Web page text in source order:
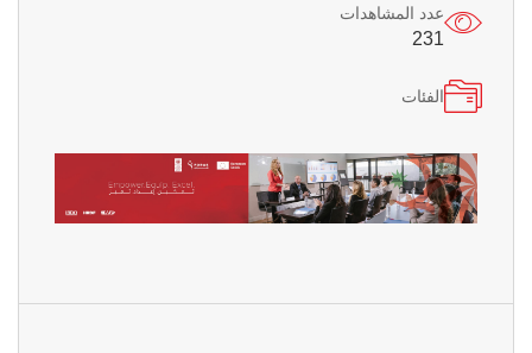
عدد المشاهدات
231
الفئات